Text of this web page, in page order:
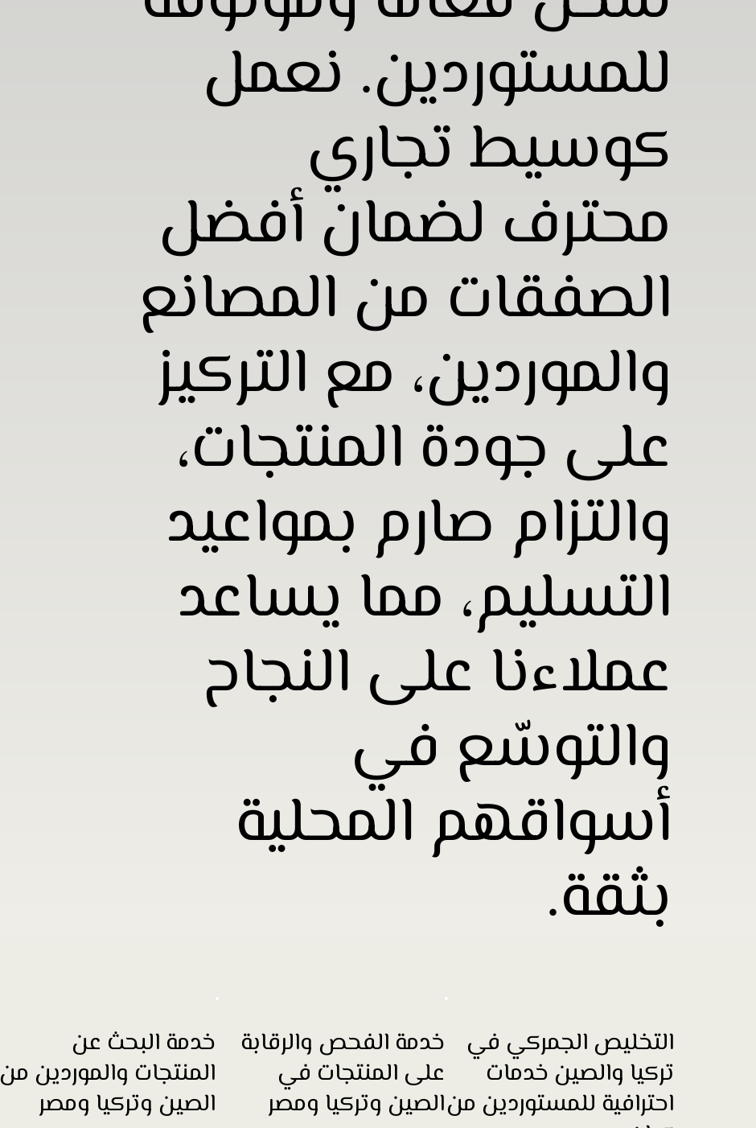
للمستوردين. نعمل
كوسيط تجاري
محترف لضمان أفضل
الصفقات من المصانع
والموردين، مع التركيز
على جودة المنتجات،
والتزام صارم بمواعيد
التسليم، مما يساعد
عملاءنا على النجاح
والتوسّع في
أسواقهم المحلية
بثقة.
خدمة البحث عن
المنتجات والموردين من
الصين وتركيا ومصر
خدمة الفحص والرقابة
على المنتجات في
الصين وتركيا ومصر
التخليص الجمركي في
تركيا والصين خدمات
احترافية للمستوردين من